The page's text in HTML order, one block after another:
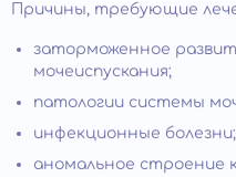
Причины, требующие
заторможенное
мочеиспускания;
патологии системы
инфекционные болезни;
аномальное строение